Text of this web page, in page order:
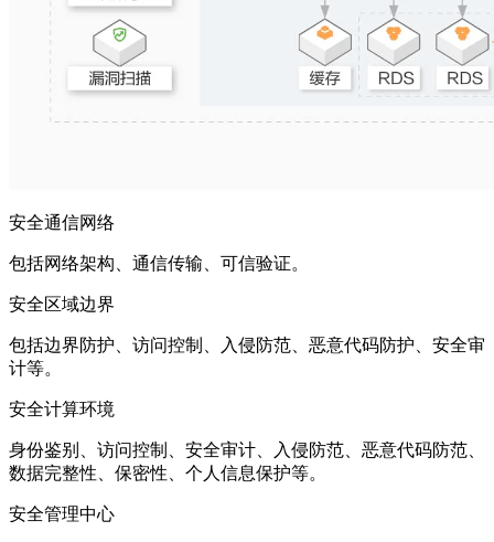
安全通信网络
包括网络架构、通信传输、可信验证。
安全区域边界
包括边界防护、访问控制、入侵防范、恶意代码防护、安全审
计等。
安全计算环境
身份鉴别、访问控制、安全审计、入侵防范、恶意代码防范、
数据完整性、保密性、个人信息保护等。
安全管理中心